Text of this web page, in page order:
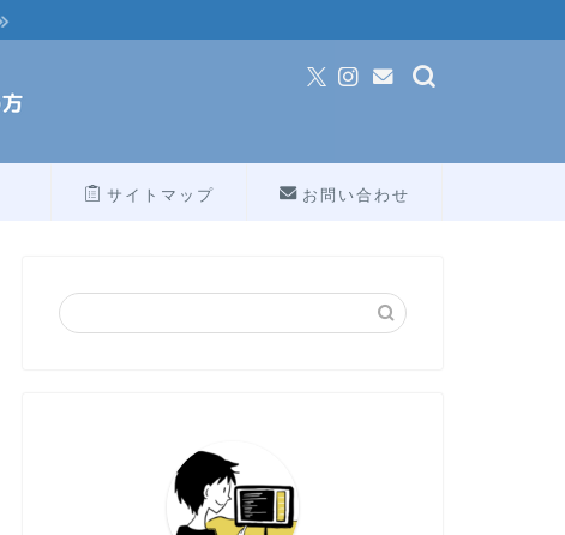
サイトマップ お問い合わせ